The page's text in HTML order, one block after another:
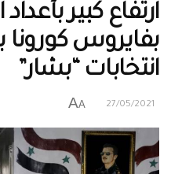
ارتفاع كبير
بفايروس كورونا
انتخابات “بشار”
27/05/2021
A
A